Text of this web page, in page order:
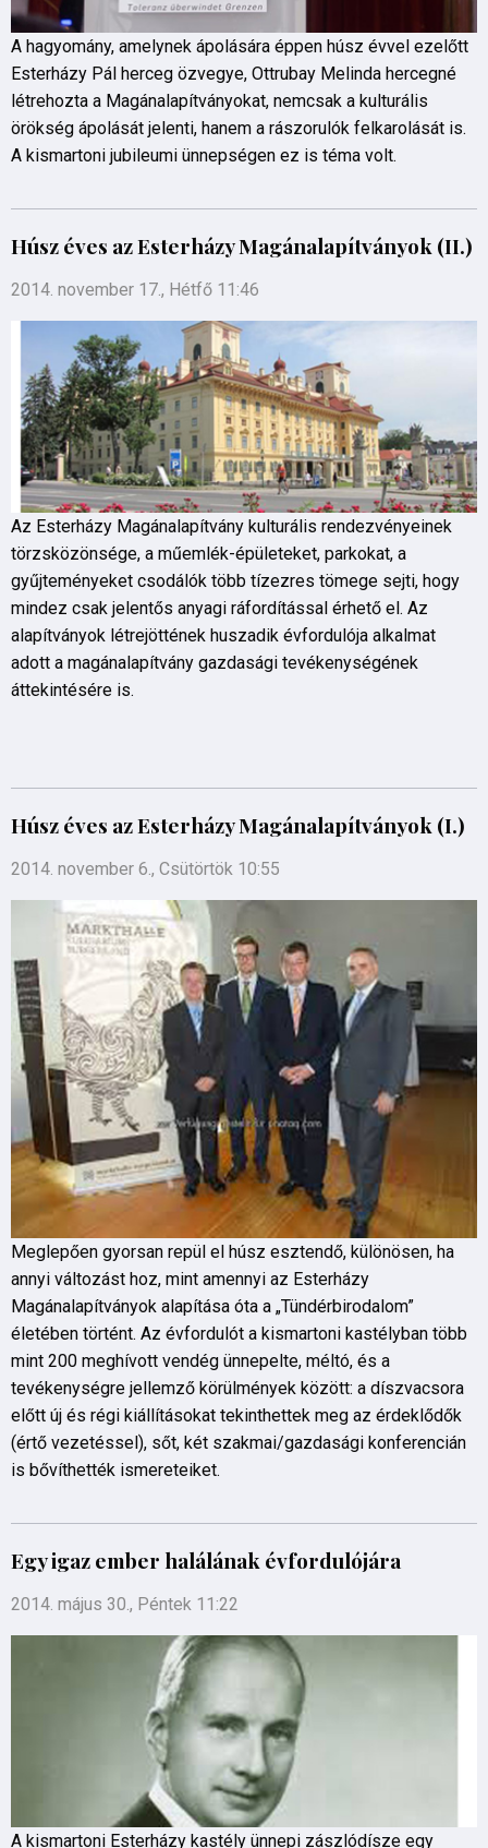
A hagyomány, amelynek ápolására éppen húsz évvel ezelőtt
Esterházy Pál herceg özvegye, Ottrubay Melinda hercegné
létrehozta a Magánalapítványokat, nemcsak a kulturális
örökség ápolását jelenti, hanem a rászorulók felkarolását is.
A kismartoni jubileumi ünnepségen ez is téma volt.
Húsz éves az Esterházy Magánalapítványok (II.)
2014. november 17., Hétfő 11:46
Az Esterházy Magánalapítvány kulturális rendezvényeinek
törzsközönsége, a műemlék-épületeket, parkokat, a
gyűjteményeket csodálók több tízezres tömege sejti, hogy
mindez csak jelentős anyagi ráfordítással érhető el. Az
alapítványok létrejöttének huszadik évfordulója alkalmat
adott a magánalapítvány gazdasági tevékenységének
áttekintésére is.
Húsz éves az Esterházy Magánalapítványok (I.)
2014. november 6., Csütörtök 10:55
Meglepően gyorsan repül el húsz esztendő, különösen, ha
annyi változást hoz, mint amennyi az Esterházy
Magánalapítványok alapítása óta a „Tündérbirodalom”
életében történt. Az évfordulót a kismartoni kastélyban több
mint 200 meghívott vendég ünnepelte, méltó, és a
tevékenységre jellemző körülmények között: a díszvacsora
előtt új és régi kiállításokat tekinthettek meg az érdeklődők
(értő vezetéssel), sőt, két szakmai/gazdasági konferencián
is bővíthették ismereteiket.
Egy igaz ember halálának évfordulójára
2014. május 30., Péntek 11:22
A kismartoni Esterházy kastély ünnepi zászlódísze egy